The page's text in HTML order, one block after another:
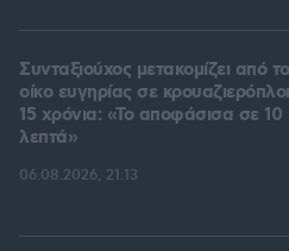
Συνταξιούχος μετακομίζει από
οίκο ευγηρίας σε
15 χρόνια: «Το αποφάσισα σε 10
λεπτά»
06.08.2026, 21:13